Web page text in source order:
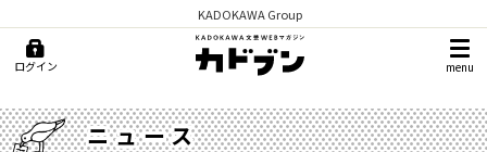
KADOKAWA Group
ログイン menu
ニュース